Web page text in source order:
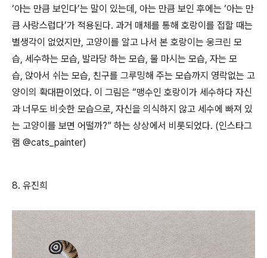
‘아는 만큼 보인다’는 말이 있는데 , 아는 만큼 보인 후에는 ‘아는 만
큼 사랑스럽다’가 적용된다. 과거 매체를 통해 호랑이를 접할 때는
별생각이 없었지만, 고양이를 알고 나서 본 호랑이는 웅크린 모
습, 세수하는 모습, 발라당 하는 모습, 물 마시는 모습, 자는 모
습, 앉아서 쉬는 모습, 친구를 그루밍해 주는 모습까지 영락없는 고
양이의 확대판이었다. 이 그림은 “맹수인 호랑이가 세수하다 자신
과 너무도 비슷한 모습으로, 자신을 의식하지 않고 세수에 빠져 있
는 고양이를 보면 어떨까?” 하는 상상에서 비롯되었다. (인스타그
램 @cats_painter)
8. 유진희